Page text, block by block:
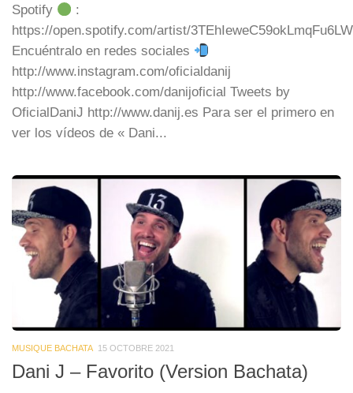
Spotify
:
https://open.spotify.com/artist/
Encuéntralo en redes sociales
http://www.instagram.com/oficialdanij
http://www.facebook.com/danijoficial Tweets by
OficialDaniJ http://www.danij.es Para ser el primero en
ver los vídeos de « Dani...
MUSIQUE BACHATA 15 OCTOBRE 2021
Dani J – Favorito (Version Bachata)